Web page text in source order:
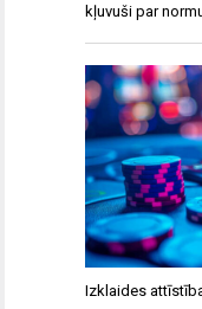
kļuvuši par
Izklaides